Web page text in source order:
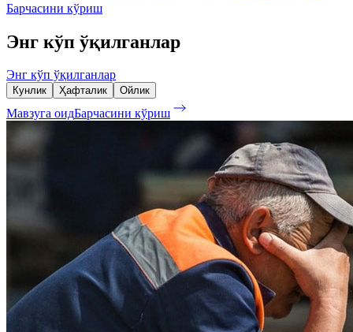
Барчасини кўриш
Энг кўп ўқилганлар
Энг кўп ўқилганлар
Кунлик Ҳафталик Ойлик
Мавзуга оидБарчасини кўриш